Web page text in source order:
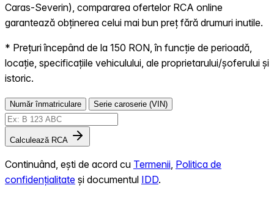
Caras-Severin), compararea ofertelor RCA online
garantează obținerea celui mai bun preț fără drumuri inutile.
* Prețuri începând de la 150 RON, în funcție de perioadă,
locație, specificațiile vehiculului, ale proprietarului/șoferului și
istoric.
Număr înmatriculare Serie caroserie (VIN)
Calculează RCA
Continuând, ești de acord cu Termenii Politica de
confidențialitate și documentul IDD.